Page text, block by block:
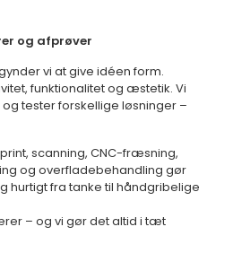
og afprøver
vi at give idéen form.
funktionalitet og æstetik. Vi
tester forskellige løsninger –
scanning, CNC-fræsning,
og overfladebehandling gør
hurtigt fra tanke til håndgribelige
– og vi gør det altid i tæt